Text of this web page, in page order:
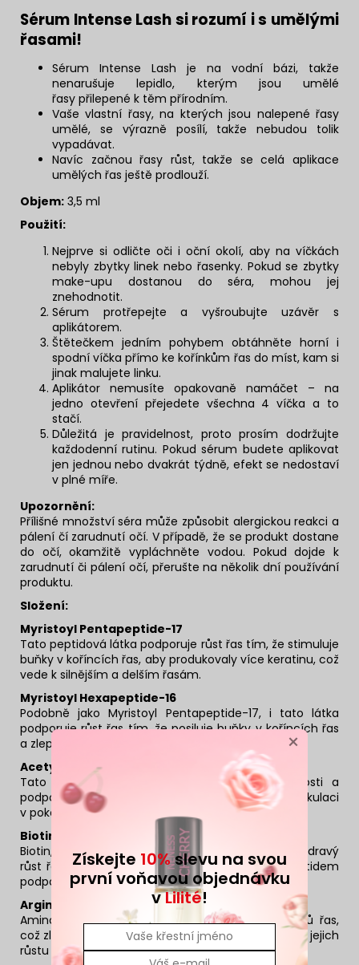
Sérum Intense Lash si rozumí i s umělými
řasami!
Sérum Intense Lash je na vodní bázi, takže
nenarušuje lepidlo, kterým jsou
umělé
řasy přilepené k těm přírodním.
Vaše vlastní řasy, na kterých jsou nalepené řasy
umělé, se výrazně posílí, takže nebudou tolik
vypadávat.
Navíc začnou řasy růst, takže se celá aplikace
umělých řas ještě prodlouží.
Objem: 3,5 ml
Použití:
Nejprve si odličte oči i oční okolí, aby na víčkách
nebyly zbytky linek nebo řasenky. Pokud se zbytky
make-upu dostanou do séra, mohou jej
znehodnotit.
Sérum protřepejte a vyšroubujte uzávěr s
aplikátorem.
Štětečkem jedním pohybem obtáhněte horní i
spodní víčka přímo ke kořínkům řas do míst, kam si
jinak malujete linku.
Aplikátor nemusíte opakovaně namáčet – na
jedno otevření přejedete všechna 4 víčka a to
stačí.
Důležitá je pravidelnost, proto prosím dodržujte
každodenní rutinu. Pokud sérum budete aplikovat
jen jednou nebo dvakrát týdně, efekt se nedostaví
v plné míře.
Upozornění:
Přílišné množství séra může způsobit alergickou reakci a
pálení čí zarudnutí očí. V případě, že se produkt dostane
do očí, okamžitě vypláchněte vodou. Pokud dojde k
zarudnutí či pálení očí, přerušte na několik dní používání
produktu.
Složení:
Myristoyl Pentapeptide-17
Tato peptidová látka podporuje růst řas tím, že stimuluje
buňky v koříncích řas, aby produkovaly více keratinu, což
vede k silnějším a delším řasám.
Myristoyl Hexapeptide-16
Podobně jako Myristoyl Pentapeptide-17, i tato látka
podporuje růst řas tím, že posiluje buňky v koříncích řas
a zlepšuje jejich strukturu.
Acetyl Tetrapeptide-1
Tato peptidová látka má protizánětlivé vlastnosti a
podporuje zdravý růst řas tím, že zlepšuje mikrocirkulaci
v pokožce víček a posiluje kořínky řas.
Biotinoyl Tripeptide-1
Biotin, známý také jako vitamín B7, je důležitý pro zdravý
růst řas. Tato forma biotinu v kombinaci s tripeptidem
podporuje silné a odolné řasy.
Arginin
Aminokyselina arginin podporuje prokrvení kořínků řas,
což zlepšuje dodávání živin a kyslíku. Tím přispívá k jejich
růstu a posilování.
×
Získejte 10%slevu na svou
první voňavou objednávku
vLilité!